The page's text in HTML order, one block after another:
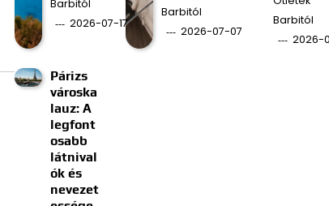
Barbitól
2026-07-17
Barbitól
2026-07-07
Barbitól
2026-
Párizs
városka
lauz: A
legfont
osabb
látnival
ók és
nevezet